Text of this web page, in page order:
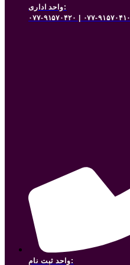
واحد اداری:
۰۷۷-۹۱۵۷۰۴۲۰ | ۰۷۷-۹۱۵۷۰۴۱۰
واحد ثبت نام: